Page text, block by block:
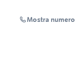
Mostra numero